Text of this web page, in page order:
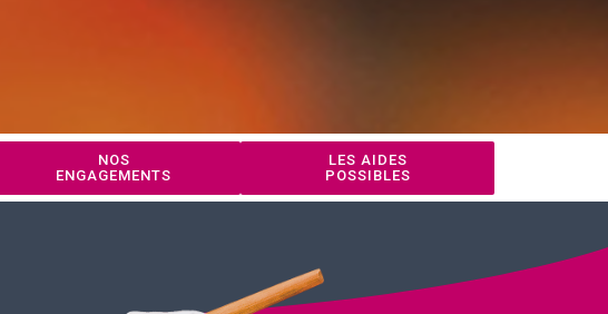
NOS
ENGAGEMENTS
LES AIDES
POSSIBLES